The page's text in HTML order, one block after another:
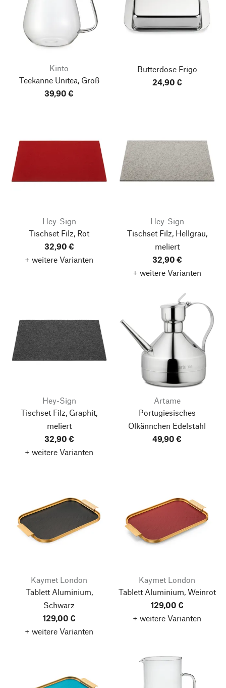
Kinto
Teekanne Unitea, Groß
39,90 €
Butterdose Frigo
24,90 €
Hey-Sign
Tischset Filz, Rot
32,90 €
+ weitere Varianten
Hey-Sign
Tischset Filz, Hellgrau,
meliert
32,90 €
+ weitere Varianten
Hey-Sign
Tischset Filz, Graphit,
meliert
32,90 €
+ weitere Varianten
Artame
Portugiesisches
Ölkännchen Edelstahl
49,90 €
Kaymet London
Tablett Aluminium,
Schwarz
129,00 €
+ weitere Varianten
Kaymet London
Tablett Aluminium, Weinrot
129,00 €
+ weitere Varianten